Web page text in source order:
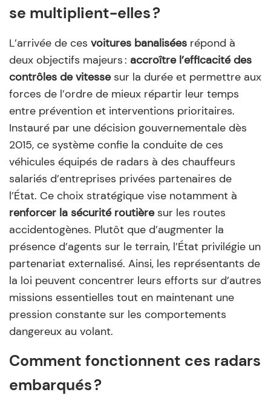
se multiplient-elles ?
L’arrivée de ces voitures banalisées répond à
deux objectifs majeurs : accroître l’efficacité des
contrôles de vitessesur la durée et permettre aux
forces de l’ordre de mieux répartir leur temps
entre prévention et interventions prioritaires.
Instauré par une décision gouvernementale dès
2015, ce système confie la conduite de ces
véhicules équipés de radars à des chauffeurs
salariés d’entreprises privées partenaires de
l’État. Ce choix stratégique vise notamment à
renforcer la sécurité routièresur les routes
accidentogènes. Plutôt que d’augmenter la
présence d’agents sur le terrain, l’État privilégie un
partenariat externalisé. Ainsi, les représentants de
la loi peuvent concentrer leurs efforts sur d’autres
missions essentielles tout en maintenant une
pression constante sur les comportements
dangereux au volant.
Comment fonctionnent ces radars
embarqués ?